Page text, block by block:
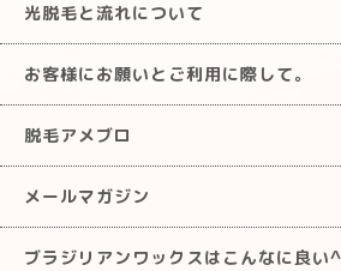
光脱毛と流れについて
お客様にお願いとご利用に際して。
脱毛アメブロ
メールマガジン
ブラジリアンワックスはこんなに良い